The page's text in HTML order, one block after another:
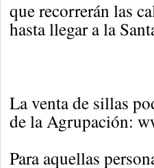
que recorrerán las
hasta llegar a la
La venta de sillas
de la Agrupación:
Para aquellas